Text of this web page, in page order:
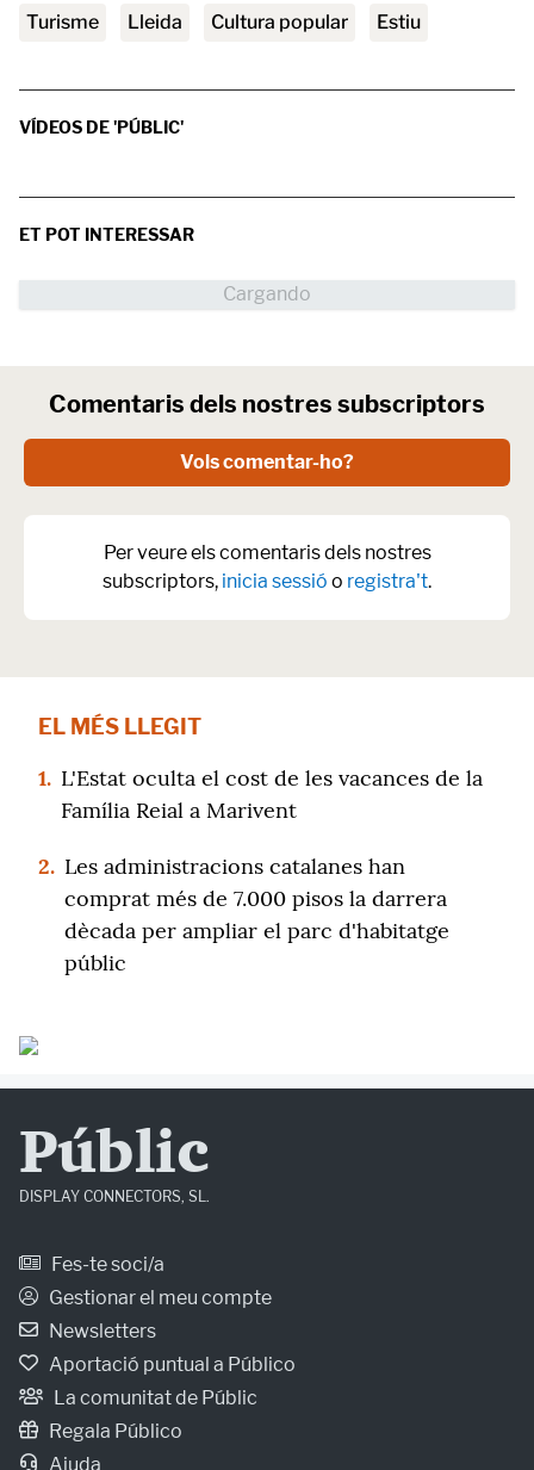
turisme Lleida cultura popular estiu
VÍDEOS DE 'PÚBLIC'
ET POT INTERESSAR
Comentaris dels nostres subscriptors
Vols comentar-ho?
Per veure els comentaris dels nostres
subscriptors, inicia sessió o registra't.
EL MÉS LLEGIT
1. L'Estat oculta el cost de les vacances de la
Família Reial a Marivent
2. Les administracions catalanes han
comprat més de 7.000 pisos la darrera
dècada per ampliar el parc d'habitatge
públic
Públic
DISPLAY CONNECTORS, SL.
Fes-te soci/a
Gestionar el meu compte
Newsletters
Aportació puntual a Público
La comunitat de Públic
Regala Público
Ajuda